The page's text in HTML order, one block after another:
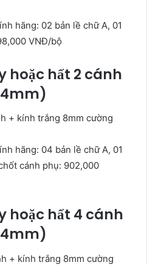
hãng: 02 bản lề chữ A, 01
VNĐ/bộ
hoặc hất 2 cánh
+ kính trắng 8mm cường
hãng: 04 bản lề chữ A, 01
cánh phụ: 902,000
hoặc hất 4 cánh
+ kính trắng 8mm cường